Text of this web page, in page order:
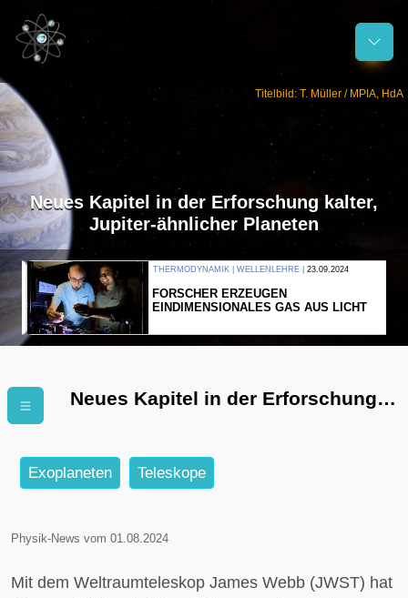
Titelbild: T. Müller / MPIA, HdA
Neues Kapitel in der Erforschung kalter,
Jupiter-ähnlicher Planeten
THERMODYNAMIK | WELLENLEHRE | 23.09.2024
FORSCHER ERZEUGEN
EINDIMENSIONALES GAS AUS LICHT
Neues Kapitel in der Erforschung
Exoplaneten Teleskope
Physik-News vom 01.08.2024
Mit dem Weltraumteleskop James Webb (JWST) hat